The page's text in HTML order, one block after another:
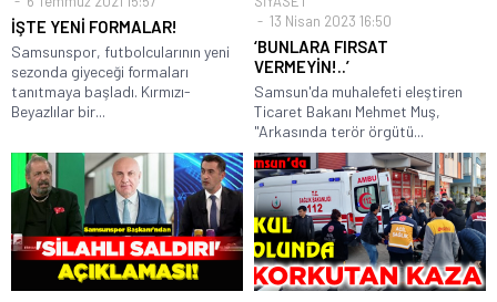
İŞTE YENİ FORMALAR!
Samsunspor, futbolcularının yeni
sezonda giyeceği formaları
tanıtmaya başladı. Kırmızı-
Beyazlılar bir...
13 Nisan 2023 16:50
‘BUNLARA FIRSAT
VERMEYİN!..’
Samsun'da muhalefeti eleştiren
Ticaret Bakanı Mehmet Muş,
"Arkasında terör örgütü...